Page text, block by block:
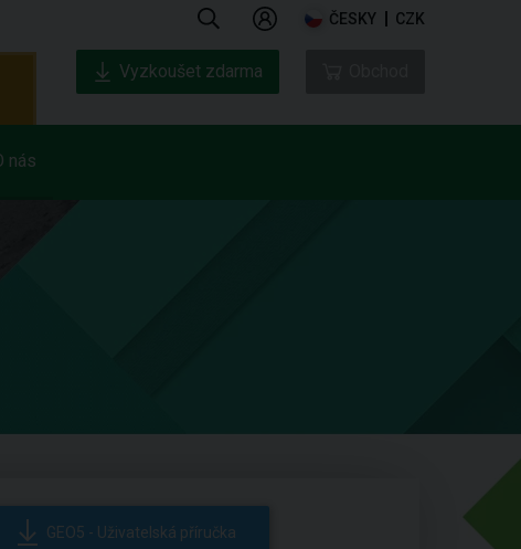
ČESKY CZK
nás
Vyzkoušet zdarma
GEO5 - Uživatelská příručka